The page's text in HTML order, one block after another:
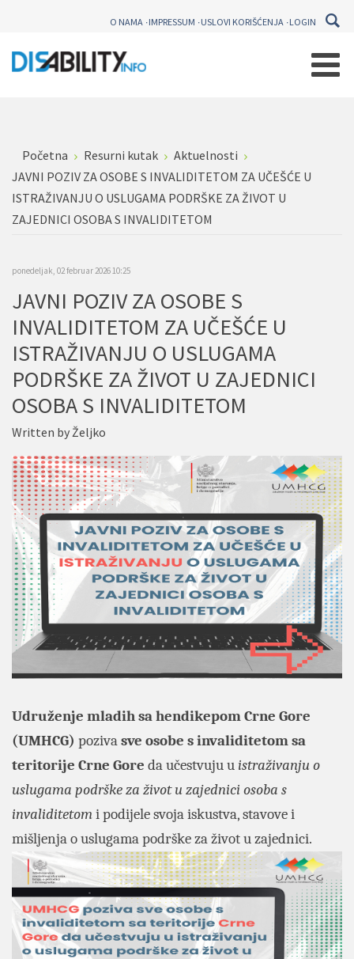
O NAMA IMPRESSUM USLOVI KORIŠĆENJA LOGIN
Početna Resurni kutak
Aktuelnosti
JAVNI POZIV ZA OSOBE S INVALIDITETOM ZA UČEŠĆE U
ISTRAŽIVANJU O USLUGAMA PODRŠKE ZA ŽIVOT U
ZAJEDNICI OSOBA S INVALIDITETOM
ponedeljak, 02 februar 2026 10:25
JAVNI POZIV ZA OSOBE S
INVALIDITETOM ZA UČEŠĆE U
ISTRAŽIVANJU O USLUGAMA
PODRŠKE ZA ŽIVOT U ZAJEDNICI
OSOBA S INVALIDITETOM
Written byŽeljko
Udruženje mladih sa hendikepom Crne Gore
(UMHCG) pozivasve osobe s invaliditetom sa
teritorije Crne Gore da učestvuju uistraživanju o
uslugama podrške za život u zajednici osoba s
invaliditetomi podijele svoja iskustva, stavove i
mišljenja o uslugama podrške za život u zajednici.